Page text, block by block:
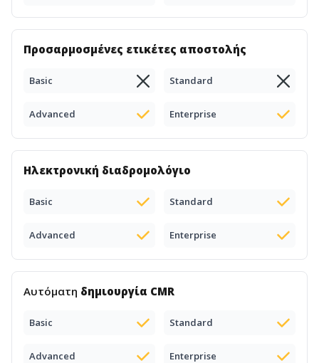
Προσαρμοσμένες ετικέτες αποστολής
Basic Standard
Advanced Enterprise
Ηλεκτρονική διαδρομολόγιο
Basic Standard
Advanced Enterprise
Αυτόματη δημιουργία CMR
Basic Standard
Advanced Enterprise